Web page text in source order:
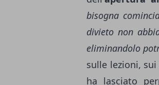
bisogna
divieto non
eliminandolo
sulle lezioni,
ha lasciato